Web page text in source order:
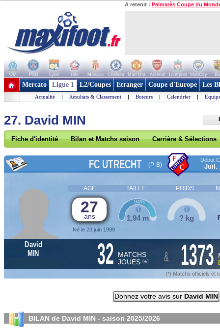
A retenir : Palmarès Coupe du
OM PSG Lyon Lille Monaco Chelsea Man Utd Arsenal Liverpool ManCity
+ de clubs
Mercato Ligue 1 L2/Coupes Etranger Coupe d'Europe Les
Actualité | Résultats & Classement | Buteurs | Calendrier |
27. David MIN
Fiche d'identité Bilan et Matchs saison Carrière & Sélections
FC UTRECHT (P-B)
Début
Juil.
AGE TAILLE POIDS
27
ans
Né le 23 juin 1999
1,94 m
94%
? kg
David
MIN
32 MATCHS
JOUES (*) & 1373
(*) Matchs officiels et
Donnez votre avis sur David MIN
BILAN de David MIN - saison 2025/2026